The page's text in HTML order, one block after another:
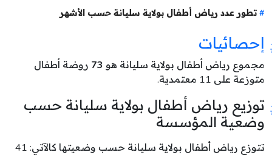
تطور عدد رياض أطفال بولاية سليانة حسب الأشهر
إحصائيات
مجموع رياض أطفال بولاية سليانة هو 73 روضة أطفال
متوزعة على 11 معتمدية.
توزيع رياض أطفال بولاية سليانة حسب
وضعية المؤسسة
تتوزع رياض أطفال بولاية سليانة حسب وضعيتها كالآتي: 41